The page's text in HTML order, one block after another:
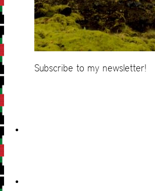
Subscribe to my newsletter!